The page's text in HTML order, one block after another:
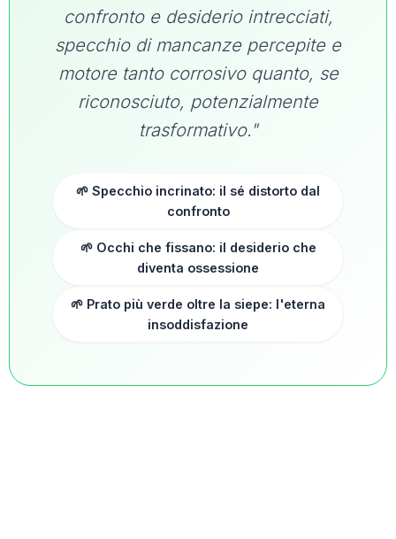
confronto e desiderio intrecciati,
specchio di mancanze percepite e
motore tanto corrosivo quanto, se
riconosciuto, potenzialmente
trasformativo."
🌱 Specchio incrinato: il sé distorto dal
confronto
🌱 Occhi che fissano: il desiderio che
diventa ossessione
🌱 Prato più verde oltre la siepe: l'eterna
insoddisfazione